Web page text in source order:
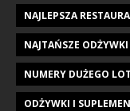
NAJLEPSZA
NAJTAŃSZE
NUMERY DUŻEGO
ODŻYWKI I